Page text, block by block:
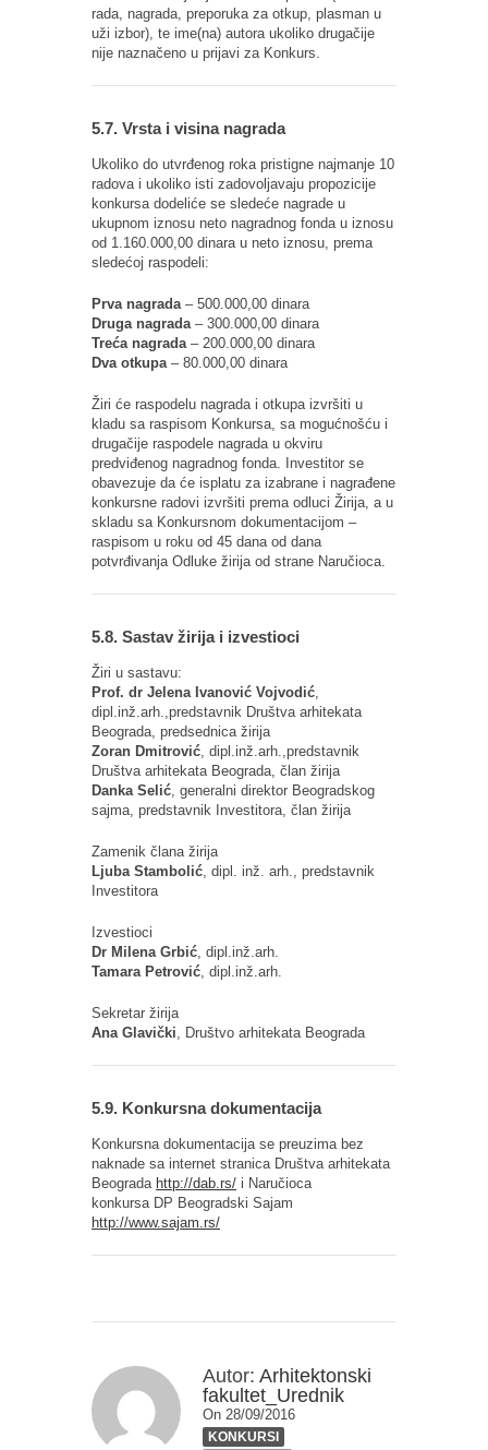
rada, nagrada, preporuka za otkup, plasman u
uži izbor), te ime(na) autora ukoliko drugačije
nije naznačeno u prijavi za Konkurs.
5.7. Vrsta i visina nagrada
Ukoliko do utvrđenog roka pristigne najmanje 10
radova i ukoliko isti zadovoljavaju propozicije
konkursa dodeliće se sledeće nagrade u
ukupnom iznosu neto nagradnog fonda u iznosu
od 1.160.000,00 dinara u neto iznosu, prema
sledećoj raspodeli:
Prva nagrada– 500.000,00 dinara
Druga nagrada– 300.000,00 dinara
Treća nagrada– 200.000,00 dinara
Dva otkupa– 80.000,00 dinara
Žiri će raspodelu nagrada i otkupa izvršiti u
kladu sa raspisom Konkursa, sa mogućnošću i
drugačije raspodele nagrada u okviru
predviđenog nagradnog fonda. Investitor se
obavezuje da će isplatu za izabrane i nagrađene
konkursne radovi izvršiti prema odluci Žirija, a u
skladu sa Konkursnom dokumentacijom –
raspisom u roku od 45 dana od dana
potvrđivanja Odluke žirija od strane Naručioca.
5.8. Sastav žirija i izvestioci
Žiri u sastavu:
Prof. dr Jelena Ivanović Vojvodić,
dipl.inž.arh.,predstavnik Društva arhitekata
Beograda, predsednica žirija
Zoran Dmitrović, dipl.inž.arh.,predstavnik
Društva arhitekata Beograda, član žirija
Danka Selić, generalni direktor Beogradskog
sajma, predstavnik Investitora, član žirija
Zamenik člana žirija
Ljuba Stambolić, dipl. inž. arh., predstavnik
Investitora
Izvestioci
Dr Milena Grbić, dipl.inž.arh.
Tamara Petrović, dipl.inž.arh.
Sekretar žirija
Ana Glavički, Društvo arhitekata Beograda
5.9. Konkursna dokumentacija
Konkursna dokumentacija se preuzima bez
naknade sa internet stranica Društva arhitekata
Beograda http://dab.rs/ i Naručioca
konkursa DP Beogradski Sajam
http://www.sajam.rs/
Autor: Arhitektonski
fakultet_Urednik
On 28/09/2016
KONKURSI